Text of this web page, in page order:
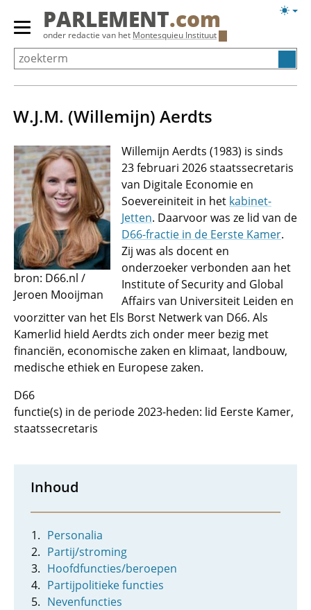
Overslaan
Primair
menu
tonen/verbergen
PARLEMENT.com
onder redactie van het Montesquieu Instituut
W.J.M. (Willemijn) Aerdts
bron: D66.nl /
Jeroen Mooijman
Willemijn Aerdts (1983) is sinds
23 februari 2026 staatssecretaris
van Digitale Economie en
Soevereiniteit in het kabinet-
Jetten. Daarvoor was ze lid van de
D66-fractie in de Eerste Kamer.
Zij was als docent en
onderzoeker verbonden aan het
Institute of Security and Global
Affairs van Universiteit Leiden en
voorzitter van het Els Borst Netwerk van D66. Als
Kamerlid hield Aerdts zich onder meer bezig met
financiën, economische zaken en klimaat, landbouw,
medische ethiek en Europese zaken.
D66
functie(s) in de periode 2023-heden: lid Eerste Kamer,
staatssecretaris
Inhoud
Personalia
Partij/stroming
Hoofdfuncties/beroepen
Partijpolitieke functies
Nevenfuncties